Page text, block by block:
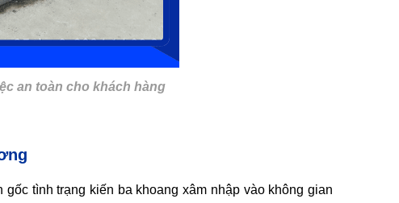
an toàn cho khách hàng
tình trạng kiến ba khoang xâm nhập vào không gian